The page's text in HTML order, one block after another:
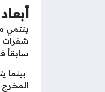
ينتمي
شفرات
سابقاً
بينما